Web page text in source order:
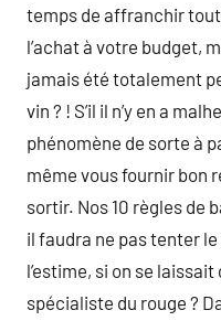
temps de affranchir
l’achat à votre budget,
jamais été totalement
vin ? ! S’il il n’y en a
phénomène de sorte à
même vous fournir bon
sortir. Nos 10 règles de
il faudra ne pas tenter le
l’estime, si on se
spécialiste du rouge ?